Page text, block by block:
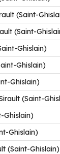
(Saint-
(Saint-
Ghislain)
Ghislain)
Ghislain)
(Saint-
Ghislain)
Ghislain)
(Saint-Ghislain)